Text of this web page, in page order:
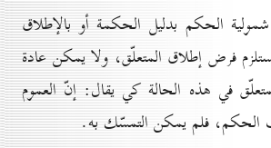
الحكم بدليل الحكمة أو بالإطلاق
فرض إطلاق المتعلّق، ولا يمكن عادة
في هذه الحالة كي يقال: إنّ العموم
الحكم، فلم يمكن التمسّك به.